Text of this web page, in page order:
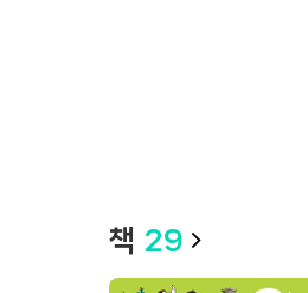
책 29